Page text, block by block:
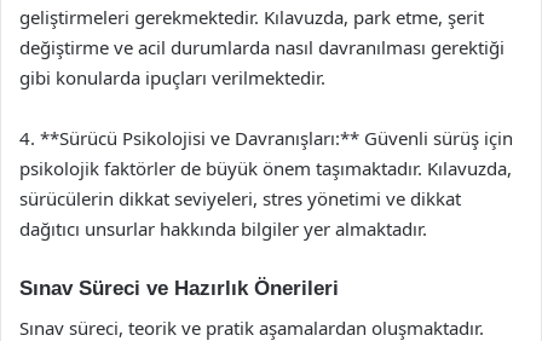
geliştirmeleri gerekmektedir. Kılavuzda, park etme, şerit
değiştirme ve acil durumlarda nasıl davranılması gerektiği
gibi konularda ipuçları verilmektedir.
4. **Sürücü Psikolojisi ve Davranışları:** Güvenli sürüş için
psikolojik faktörler de büyük önem taşımaktadır. Kılavuzda,
sürücülerin dikkat seviyeleri, stres yönetimi ve dikkat
dağıtıcı unsurlar hakkında bilgiler yer almaktadır.
Sınav Süreci ve Hazırlık Önerileri
Sınav süreci, teorik ve pratik aşamalardan oluşmaktadır.